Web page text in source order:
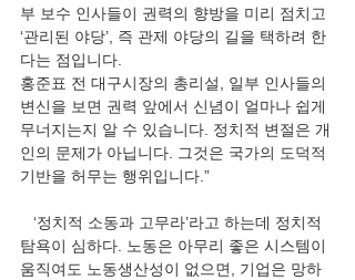
부 보수 인사들이 권력의 향방을 미리 점치고
‘관리된 야당’, 즉 관제 야당의 길을 택하려 한
다는 점입니다.
홍준표 전 대구시장의 총리설, 일부 인사들의
변신을 보면 권력 앞에서 신념이 얼마나 쉽게
무너지는지 알 수 있습니다. 정치적 변절은 개
인의 문제가 아닙니다. 그것은 국가의 도덕적
기반을 허무는 행위입니다.”
탐욕이 심하다. 노동은 아무리 좋은 시스템이
움직여도 노동생산성이 없으면, 기업은 망하